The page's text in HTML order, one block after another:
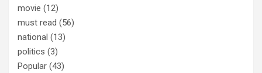
movie (12)
must read (56)
national (13)
politics (3)
Popular (43)